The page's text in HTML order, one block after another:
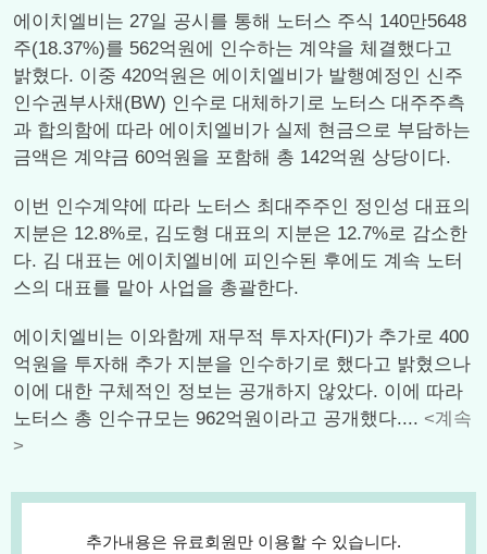
에이치엘비는 27일 공시를 통해 노터스 주식 140만5648
주(18.37%)를 562억원에 인수하는 계약을 체결했다고
밝혔다. 이중 420억원은 에이치엘비가 발행예정인 신주
인수권부사채(BW) 인수로 대체하기로 노터스 대주주측
과 합의함에 따라 에이치엘비가 실제 현금으로 부담하는
금액은 계약금 60억원을 포함해 총 142억원 상당이다.
이번 인수계약에 따라 노터스 최대주주인 정인성 대표의
지분은 12.8%로, 김도형 대표의 지분은 12.7%로 감소한
다. 김 대표는 에이치엘비에 피인수된 후에도 계속 노터
스의 대표를 맡아 사업을 총괄한다.
에이치엘비는 이와함께 재무적 투자자(FI)가 추가로 400
억원을 투자해 추가 지분을 인수하기로 했다고 밝혔으나
이에 대한 구체적인 정보는 공개하지 않았다. 이에 따라
노터스 총 인수규모는 962억원이라고 공개했다.... <계속
>
추가내용은 유료회원만 이용할 수 있습니다.